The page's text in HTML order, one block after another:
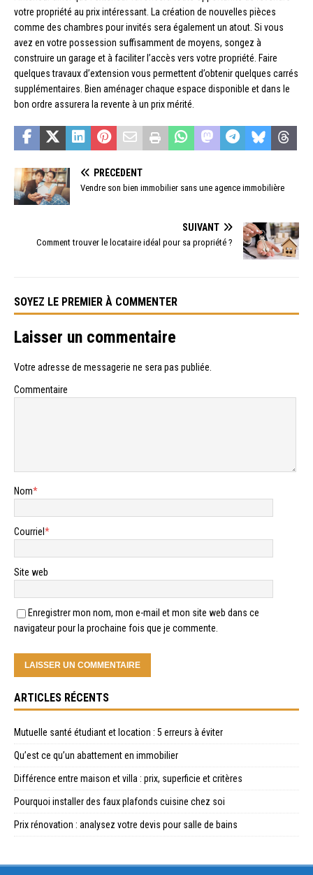
votre propriété au prix intéressant. La création de nouvelles pièces
comme des chambres pour invités sera également un atout. Si vous
avez en votre possession suffisamment de moyens, songez à
construire un garage et à faciliter l’accès vers votre propriété. Faire
quelques travaux d’extension vous permettent d’obtenir quelques carrés
supplémentaires. Bien aménager chaque espace disponible et dans le
bon ordre assurera la revente à un prix mérité.
PRÉCÉDENT
Vendre son bien immobilier sans une agence immobilière
SUIVANT
Comment trouver le locataire idéal pour sa propriété ?
SOYEZ LE PREMIER À COMMENTER
Laisser un commentaire
Votre adresse de messagerie ne sera pas publiée.
Commentaire
Nom*
Courriel *
Site web
Enregistrer mon nom, mon e-mail et mon site web dans ce
navigateur pour la prochaine fois que je commente.
ARTICLES RÉCENTS
Mutuelle santé étudiant et location : 5 erreurs à éviter
Qu’est ce qu’un abattement en immobilier
Différence entre maison et villa : prix, superficie et critères
Pourquoi installer des faux plafonds cuisine chez soi
Prix rénovation : analysez votre devis pour salle de bains